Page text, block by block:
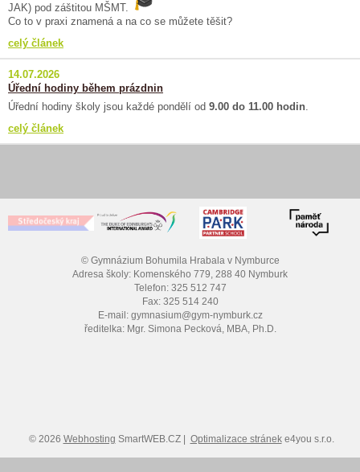
JAK) pod záštitou MŠMT.
Co to v praxi znamená a na co se můžete těšit?
celý článek
14.07.2026
Úřední hodiny během prázdnin
Úřední hodiny školy jsou každé pondělí od 9.00 do 11.00 hodin
celý článek
© Gymnázium Bohumila Hrabala v Nymburce
Adresa školy: Komenského 779, 288 40 Nymburk
Telefon: 325 512 747
Fax: 325 514 240
E-mail: gymnasium@gym-nymburk.cz
ředitelka: Mgr. Simona Pecková, MBA, Ph.D.
© 2026 Webhosting SmartWEB.CZ | Optimalizace stráneke4you s.r.o.